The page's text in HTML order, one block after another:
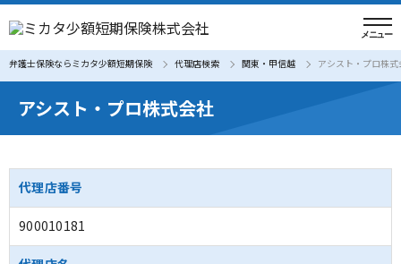
弁護士保険ならミカタ少額短期保険 代理店検索 関東・甲信越 アシスト・プロ株式
アシスト・プロ株式会社
代理店番号
900010181